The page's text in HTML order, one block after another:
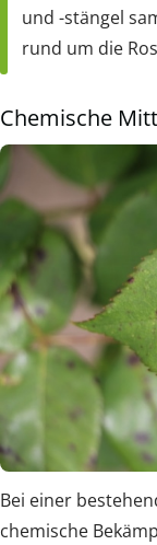
und -stängel
rund um die
Chemische
Bei einer
chemische